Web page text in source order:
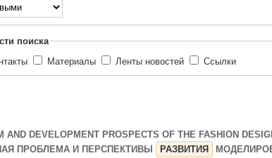
поиска
Материалы Ленты новостей Ссылки
AND DEVELOPMENT PROSPECTS OF THE FASHION
ПРОБЛЕМА И ПЕРСПЕКТИВЫ
РАЗВИТИЯ